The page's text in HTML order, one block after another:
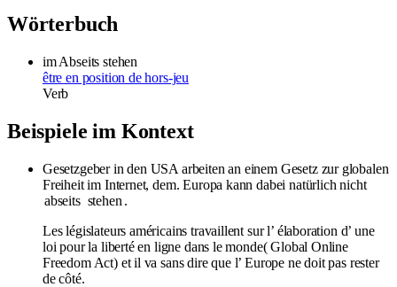
Wörterbuch
im Abseits stehen
être en position de hors-jeu
Verb
Beispiele im Kontext
Gesetzgeber in den USA arbeiten an einem Gesetz zur globalen
Freiheit im Internet, dem. Europa kann dabei natürlich nicht
abseits stehen .
Les législateurs américains travaillent sur l’ élaboration d’ une
loi pour la liberté en ligne dans le monde( Global Online
Freedom Act) et il va sans dire que l’ Europe ne doit pas rester
de côté.